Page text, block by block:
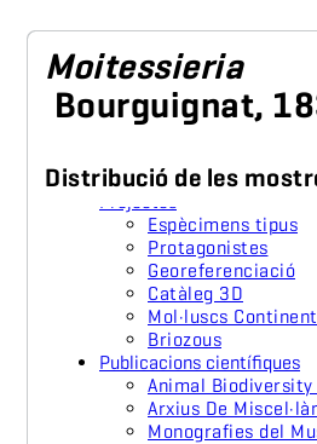
Moitessieria
Bourguignat,
Distribució de les